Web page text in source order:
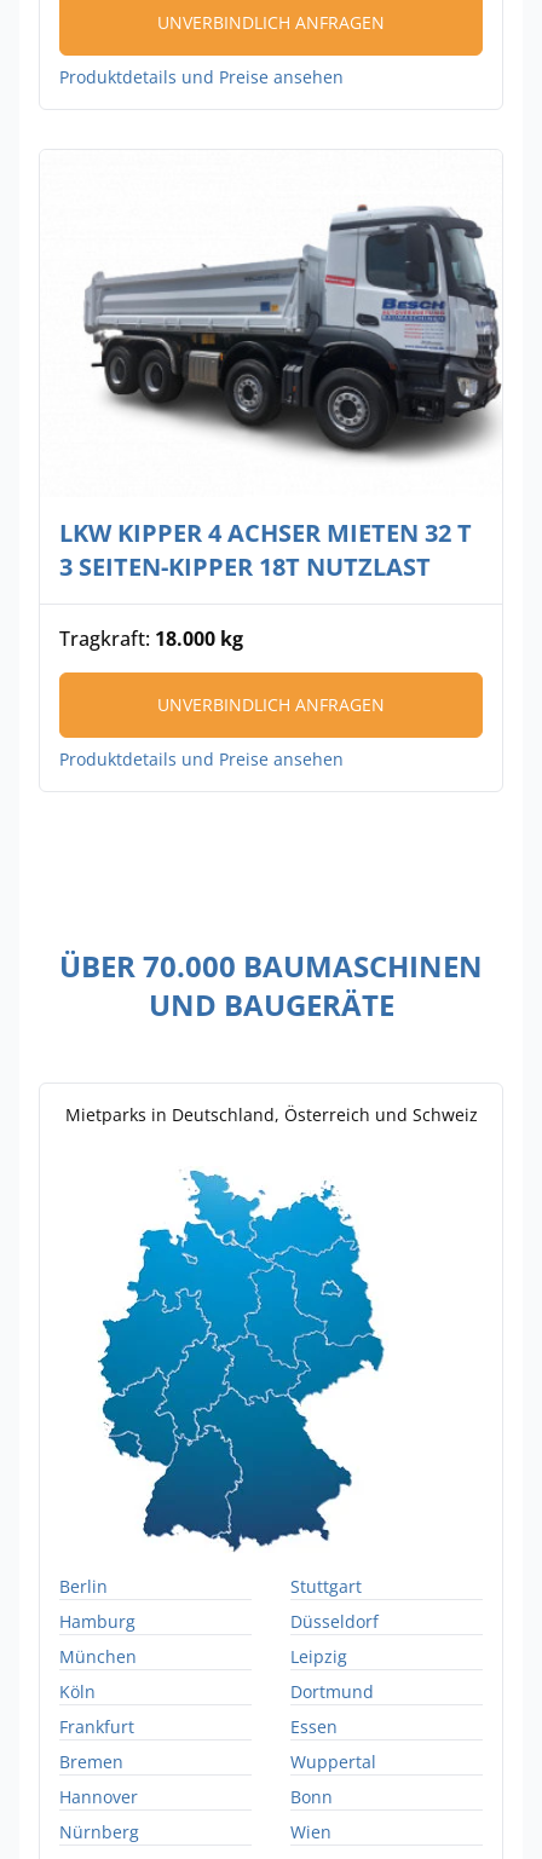
UNVERBINDLICH ANFRAGEN
Produktdetails und Preise ansehen
LKW KIPPER 4 ACHSER MIETEN 32 T
3 SEITEN-KIPPER 18T NUTZLAST
Tragkraft: 18.000 kg
UNVERBINDLICH ANFRAGEN
Produktdetails und Preise ansehen
ÜBER 70.000 BAUMASCHINEN
UND BAUGERÄTE
Mietparks in Deutschland, Österreich und Schweiz
Berlin
Hamburg
München
Köln
Frankfurt
Stuttgart
Düsseldorf
Leipzig
Dortmund
Essen
Bremen
Hannover
Nürnberg
Wuppertal
Bonn
Wien